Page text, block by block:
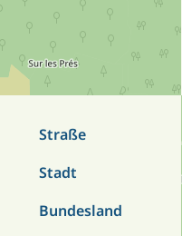
Straße
Stadt
Bundesland